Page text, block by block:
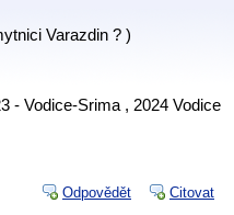
Varazdin ? )
- Vodice-Srima , 2024 Vodice
Odpovědět Citovat